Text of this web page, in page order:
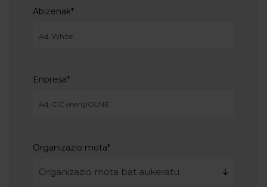
Abizenak*
Enpresa*
Organizazio mota*